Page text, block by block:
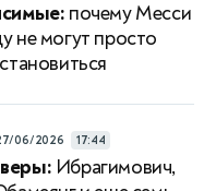
почему Месси
не могут просто
06/2026 17:44
Ибрагимович,